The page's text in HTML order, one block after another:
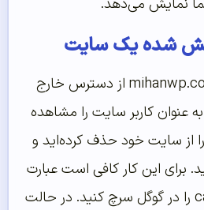
نمایش می‌دهد.
شده یک سایت
مثلا سایتی با آدرس mihanwp.com از دسترس خارج
عنوان کاربر سایت را مشاهده
از سایت خود حذف کرده‌اید و
برای این کار کافی است عبارت
cache:maihanwp.com را در گوگل سرچ کنید. در حالت